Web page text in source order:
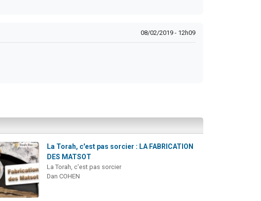
08/02/2019 - 12h09
La Torah, c'est pas sorcier : LA FABRICATION
DES MATSOT
La Torah, c'est pas sorcier
Dan COHEN